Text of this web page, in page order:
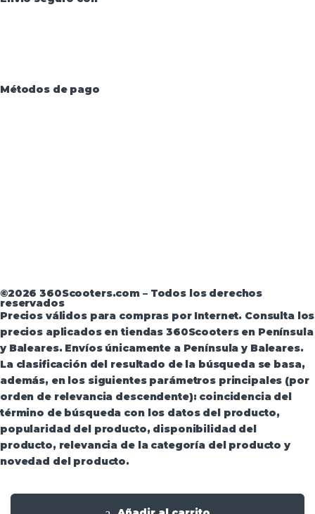
Métodos de pago
©2026 360Scooters.com – Todos los derechos
reservados
Precios válidos para compras por Internet. Consulta los
precios aplicados en tiendas 360Scooters en Península
y Baleares. Envíos únicamente a Península y Baleares.
La clasificación del resultado de la búsqueda se basa,
además, en los siguientes parámetros principales (por
orden de relevancia descendente): coincidencia del
término de búsqueda con los datos del producto,
popularidad del producto, disponibilidad del
producto, relevancia de la categoría del producto y
novedad del producto.